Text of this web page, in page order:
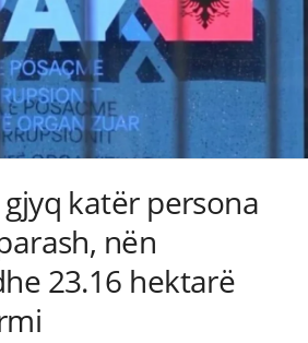
gjyq katër persona
nën
23.16 hektarë